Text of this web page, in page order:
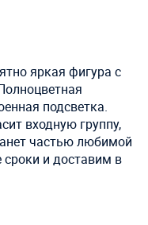
яркая фигура с
подсветка.
входную группу,
частью любимой
и доставим в